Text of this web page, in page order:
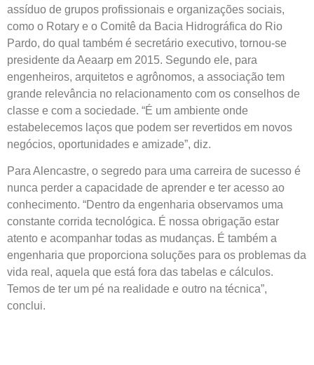
assíduo de grupos profissionais e organizações sociais,
como o Rotary e o Comitê da Bacia Hidrográfica do Rio
Pardo, do qual também é secretário executivo, tornou-se
presidente da Aeaarp em 2015. Segundo ele, para
engenheiros, arquitetos e agrônomos, a associação tem
grande relevância no relacionamento com os conselhos de
classe e com a sociedade. “É um ambiente onde
estabelecemos laços que podem ser revertidos em novos
negócios, oportunidades e amizade”, diz.
Para Alencastre, o segredo para uma carreira de sucesso é
nunca perder a capacidade de aprender e ter acesso ao
conhecimento. “Dentro da engenharia observamos uma
constante corrida tecnológica. É nossa obrigação estar
atento e acompanhar todas as mudanças. É também a
engenharia que proporciona soluções para os problemas da
vida real, aquela que está fora das tabelas e cálculos.
Temos de ter um pé na realidade e outro na técnica”,
conclui.